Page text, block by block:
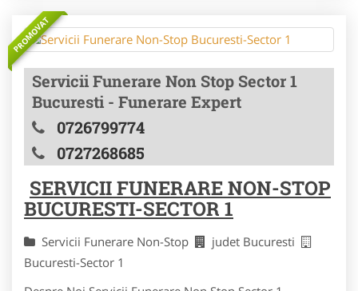
PROMOVAT
Servicii Funerare Non Stop Sector 1
Bucuresti - Funerare Expert
0726799774
0727268685
SERVICII FUNERARE NON-STOP
BUCURESTI-SECTOR 1
Servicii Funerare Non-Stop
judet Bucuresti
Bucuresti-Sector 1